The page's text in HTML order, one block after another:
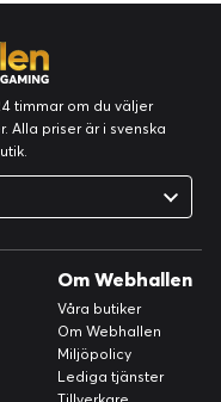
timmar om du väljer
Alla priser är i svenska
Om Webhallen
Våra butiker
Om Webhallen
Miljöpolicy
Lediga tjänster